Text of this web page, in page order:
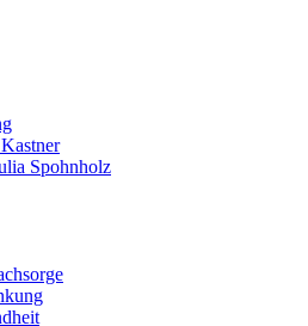
Spohnholz